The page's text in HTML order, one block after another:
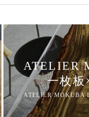
ATELIER
一枚